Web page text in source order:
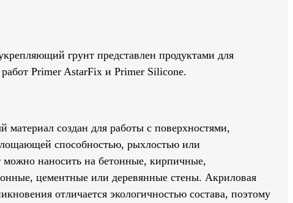
грунт представлен продуктами для
Primer AstarFix и Primer Silicone.
материал создан для работы с поверхностями,
способностью, рыхлостью или
можно наносить на бетонные, кирпичные,
цементные или деревянные стены. Акриловая
отличается экологичностью состава, поэтому